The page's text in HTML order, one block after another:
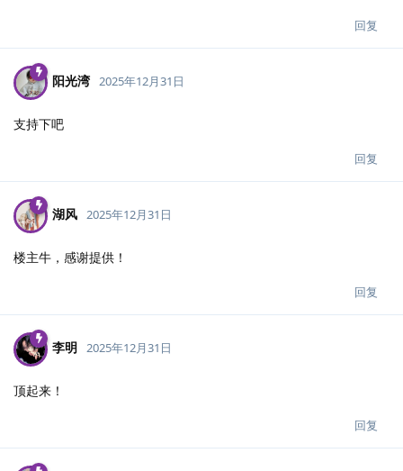
回复
阳光湾 2025年12月31日
支持下吧
回复
湖风 2025年12月31日
楼主牛，感谢提供！
回复
李明 2025年12月31日
顶起来！
回复